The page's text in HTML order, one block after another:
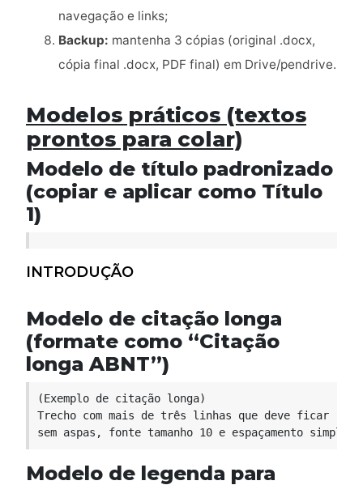
navegação e links;
Backup: mantenha 3 cópias (original .docx,
cópia final .docx, PDF final) em Drive/pendrive.
Modelos práticos (textos
prontos para colar)
Modelo de título padronizado
(copiar e aplicar como Título
1)
INTRODUÇÃO
Modelo de citação longa
(formate como “Citação
longa ABNT”)
(Exemplo de citação longa)
Trecho com mais de três linhas que deve ficar
Modelo de legenda para